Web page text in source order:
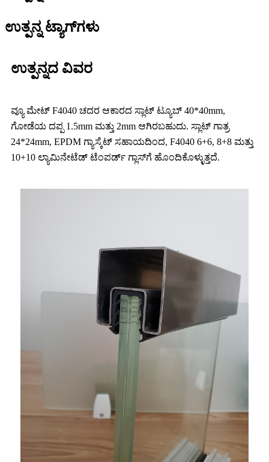
ಉತ್ಪನ್ನ ಟ್ಯಾಗ್‌ಗಳು
ಉತ್ಪನ್ನದ ವಿವರ
ವ್ಯೂ ಮೇಟ್ F4040 ಚದರ ಆಕಾರದ ಸ್ಲಾಟ್ ಟ್ಯೂಬ್ 40*40mm,
ಗೋಡೆಯ ದಪ್ಪ 1.5mm ಮತ್ತು 2mm ಆಗಿರಬಹುದು. ಸ್ಲಾಟ್ ಗಾತ್ರ
24*24mm, EPDM ಗ್ಯಾಸ್ಕೆಟ್ ಸಹಾಯದಿಂದ, F4040 6+6, 8+8 ಮತ್ತು
10+10 ಲ್ಯಾಮಿನೇಟೆಡ್ ಟೆಂಪರ್ಡ್ ಗ್ಲಾಸ್‌ಗೆ ಹೊಂದಿಕೊಳ್ಳುತ್ತದೆ.